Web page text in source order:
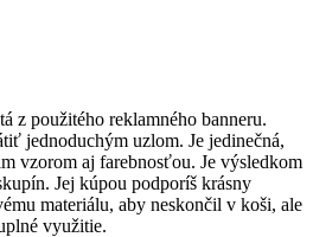
z použitého reklamného banneru.
jednoduchým uzlom. Je jedinečná,
vzorom aj farebnosťou. Je výsledkom
Jej kúpou podporíš krásny
materiálu, aby neskončil v koši, ale
využitie.